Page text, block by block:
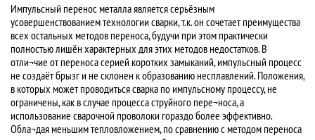
Импульсный перенос металла является серьёзным
усовершенствованием технологии сварки, т.к. он сочетает преимущества
всех остальных методов переноса, будучи при этом практически
полностью лишён характерных для этих методов недостатков. В
отли¬чие от переноса серией коротких замыканий, импульсный процесс
не создаёт брызг и не склонен к образованию несплавлений. Положения,
в которых может проводиться сварка по импульсному процессу, не
ограничены, как в случае процесса струйного пере¬носа, а
использование сварочной проволоки гораздо более эффективно.
Обла¬дая меньшим тепловложением, по сравнению с методом переноса